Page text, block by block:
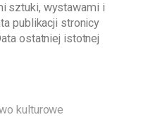
sztuki, wystawami i
publikacji stronicy
ostatniej istotnej
kulturowe